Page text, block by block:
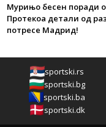
Мурињо бесен поради
Протекоа детали од
потресе Мадрид!
sportski.rs
sportski.bg
sportski.ba
sportski.dk